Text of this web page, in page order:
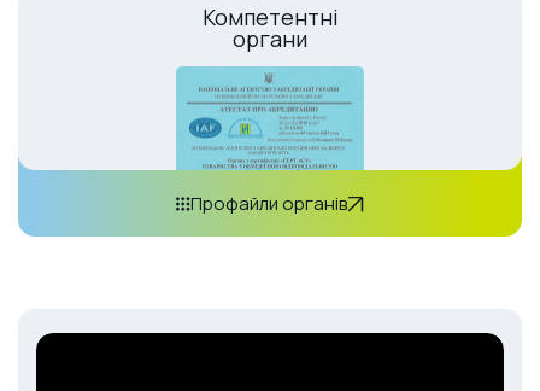
Компетентні
органи
Профайли органів